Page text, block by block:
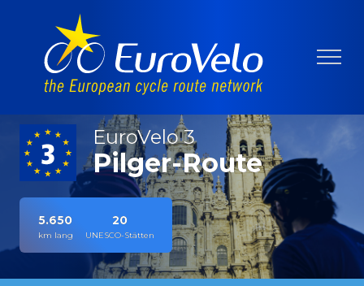
EuroVelo 3
Pilger-Route
5.650
km lang
20
UNESCO-Stätten